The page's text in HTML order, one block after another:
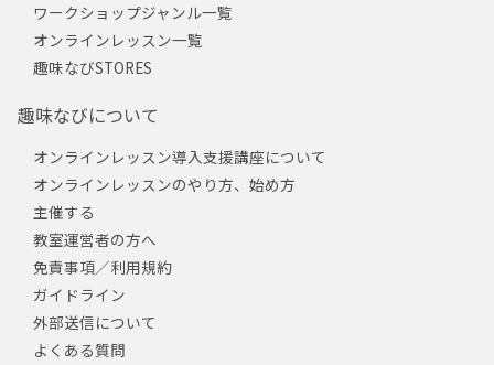
ワークショップジャンル一覧
オンラインレッスン一覧
趣味なびSTORES
趣味なびについて
オンラインレッスン導入支援講座について
オンラインレッスンのやり方、始め方
主催する
教室運営者の方へ
免責事項／利用規約
ガイドライン
外部送信について
よくある質問